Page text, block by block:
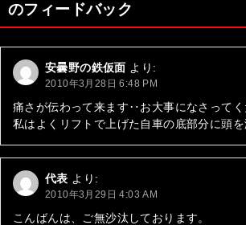
ゲ
ー
シ
ョ
ン
のフィードバック
安曇野の鉄仮面 より:
2010年3月28日 6:48 PM
痛さが伝わって来ます‥お大事になさってく
私はよくリフトで上げた自車の底部分に頭
代表 より:
2010年3月29日 4:03 AM
こんばんは、ご無沙汰しております。